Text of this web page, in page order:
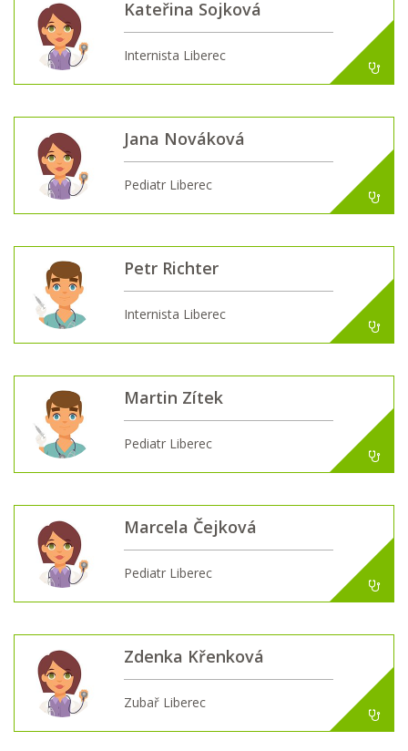
Kateřina Sojková
Internista Liberec
Jana Nováková
Pediatr Liberec
Petr Richter
Internista Liberec
Martin Zítek
Pediatr Liberec
Marcela Čejková
Pediatr Liberec
Zdenka Křenková
Zubař Liberec